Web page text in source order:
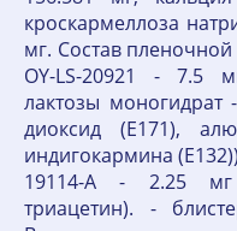
кроскармеллоза
мг. Состав
OY-LS-20921 - 7.5
лактозы моногидрат
диоксид (E171),
индигокармина
19114-A - 2.25 мг
триацетин). -